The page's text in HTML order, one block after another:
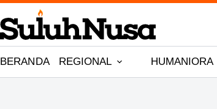
Skip
to
content
BERANDA REGIONAL HUMANIORA